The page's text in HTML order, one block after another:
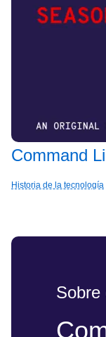
Command
Historia de la tecnología
Sobre